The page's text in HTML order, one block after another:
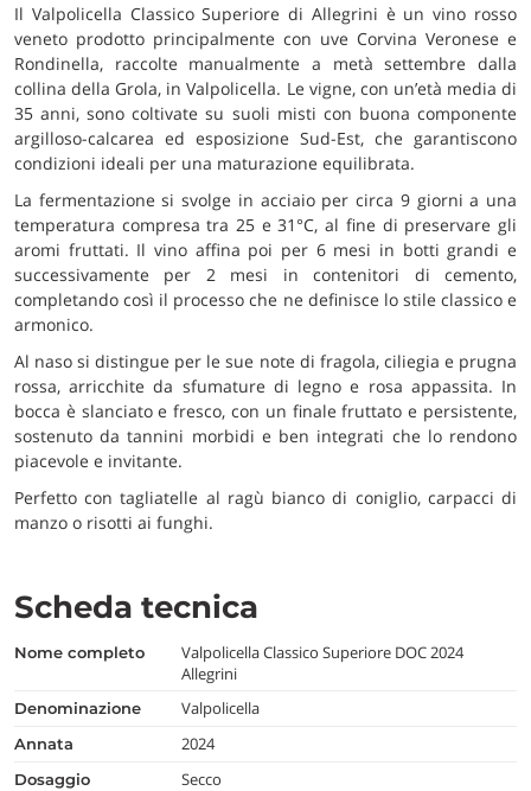
Il Valpolicella Classico Superiore di Allegrini è un vino rosso
veneto prodotto principalmente con uve Corvina Veronese e
Rondinella, raccolte manualmente a metà settembre dalla
collina della Grola, in Valpolicella. Le vigne, con un’età media di
35 anni, sono coltivate su suoli misti con buona componente
argilloso-calcarea ed esposizione Sud-Est, che garantiscono
condizioni ideali per una maturazione equilibrata.
La fermentazione si svolge in acciaio per circa 9 giorni a una
temperatura compresa tra 25 e 31°C, al fine di preservare gli
aromi fruttati. Il vino affina poi per 6 mesi in botti grandi e
successivamente per 2 mesi in contenitori di cemento,
completando così il processo che ne definisce lo stile classico e
armonico.
Al naso si distingue per le sue note di fragola, ciliegia e prugna
rossa, arricchite da sfumature di legno e rosa appassita. In
bocca è slanciato e fresco, con un finale fruttato e persistente,
sostenuto da tannini morbidi e ben integrati che lo rendono
piacevole e invitante.
Perfetto con tagliatelle al ragù bianco di coniglio, carpacci di
manzo o risotti ai funghi.
Scheda tecnica
nome completo
Valpolicella Classico Superiore DOC 2024
Allegrini
denominazione Valpolicella
annata 2024
dosaggio Secco